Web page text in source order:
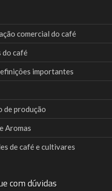
comercial do café
café
importantes
de produção
Aromas
de café e cultivares
com dúvidas